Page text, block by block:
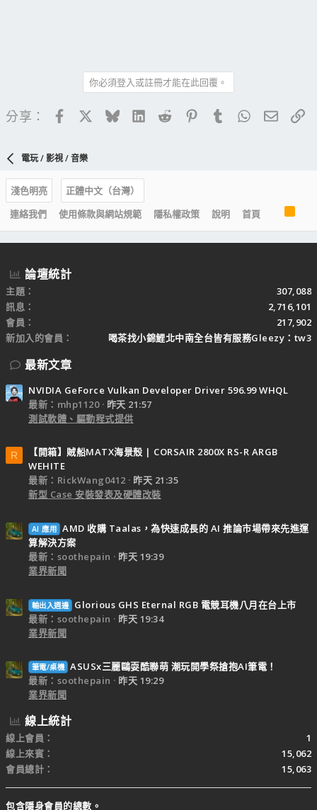
你必須登入或註冊才能在此回覆。
分享： FacebookBlueskyLinkedIn
Reddit PinterestTumblrWhatsApp
電子
電玩 / 影視 / 音樂
淺色明亮
正體中文（台灣）
連絡我們
使用條款與網站規範 隱私權政策 說明 首頁
S
論壇統計
主題
307,088
訊息
2,716,101
會員
217,902
新加入的會員
喝茶找小錦鯉北中南全台皆有服務Gleezy：tw3
最新文章
NVIDIA GeForce Vulkan Developer Driver 596.99 WHQL
最新：mhp1120
昨天 21:57
測試軟體、驅動程式提供
R
【開箱】賊船MATX海景殼 | CORSAIR 2800X RS-R ARGB
WEHITE
最新：RickWang0412
昨天 21:35
新型 Case 安裝發表及硬體改裝
AI 應用 AMD 收購 Taalas，為快速成長的 AI 推論市場帶來先進運
算解決方案
最新：soothepain
昨天 19:39
業界新聞
輸出入週邊
Glorious GHS Eternal RGB 電競耳機八月在台上市
最新：soothepain
昨天 19:34
業界新聞
筆電/桌機 ASUSx三麗鷗耍酷聯萌 潮玩開學祭搶抱AI筆電！
最新：soothepain
昨天 19:29
業界新聞
線上統計
線上會員
1
線上來賓
15,062
會員總計
15,063
包含隱身會員的總數。